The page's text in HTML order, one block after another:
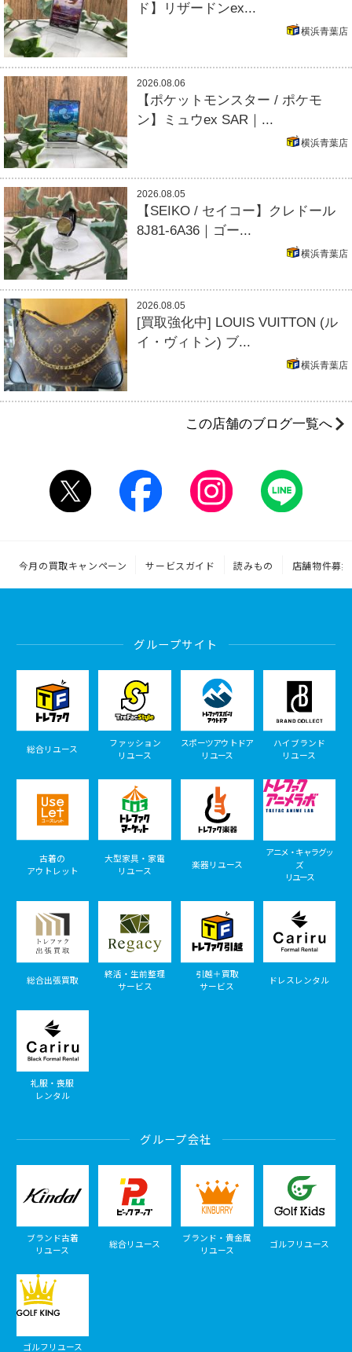
ド】リザードンex...
横浜青葉店
2026.08.06
【ポケットモンスター / ポケモ
ン】ミュウex SAR｜...
横浜青葉店
2026.08.05
【SEIKO / セイコー】クレドール
8J81-6A36｜ゴー...
横浜青葉店
2026.08.05
[買取強化中] LOUIS VUITTON (ル
イ・ヴィトン) ブ...
横浜青葉店
この店舗のブログ一覧へ
今月の買取キャンペーン サービスガイド 読みもの 店舗物件募集
グループサイト
総合リユース
ファッション
リユース
スポーツアウトドア
リユース
ハイブランド
リユース
古着の
アウトレット
大型家具・家電
リユース
楽器リユース
アニメ・キャラグッ
ズ
リユース
総合出張買取
終活・生前整理
サービス
引越＋買取
サービス
ドレスレンタル
礼服・喪服
レンタル
グループ会社
ブランド古着
リユース
総合リユース
ブランド・貴金属
リユース
ゴルフリユース
ゴルフリユース